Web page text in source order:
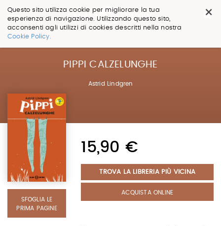
×
Questo sito utilizza cookie per migliorare la tua
esperienza di navigazione. Utilizzando questo sito,
acconsenti agli utilizzi di cookies descritti nella nostra
Cookie Policy.
Salta
PIPPI CALZELUNGHE
Astrid Lindgren
SFOGLIA LE
PRIMA PAGINE
15,90 €
TROVA LA LIBRERIA PIÙ VICINA
ACQUISTA ONLINE